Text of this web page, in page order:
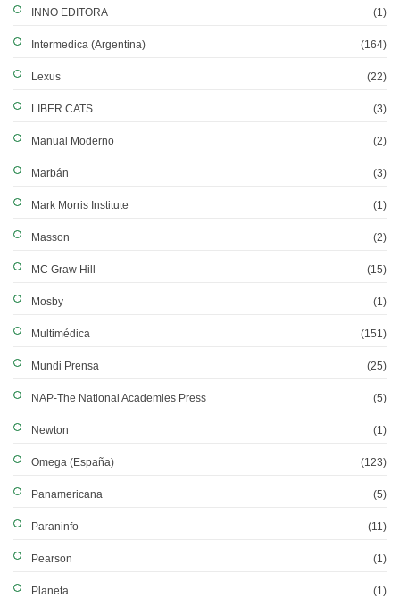
INNO EDITORA (1)
Intermedica (Argentina) (164)
Lexus (22)
LIBER CATS (3)
Manual Moderno (2)
Marbán (3)
Mark Morris Institute (1)
Masson (2)
MC Graw Hill (15)
Mosby (1)
Multimédica (151)
Mundi Prensa (25)
NAP-The National Academies Press (5)
Newton (1)
Omega (España) (123)
Panamericana (5)
Paraninfo (11)
Pearson (1)
Planeta (1)